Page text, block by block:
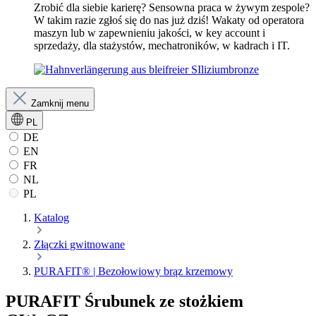
Zrobić dla siebie karierę? Sensowna praca w żywym zespole?
W takim razie zgłoś się do nas już dziś! Wakaty od operatora
maszyn lub w zapewnieniu jakości, w key account i
sprzedaży, dla stażystów, mechatroników, w kadrach i IT.
Zamknij menu
PL
DE
EN
FR
NL
PL
Katalog
Złączki gwitnowane
PURAFIT® | Bezołowiowy brąz krzemowy
PURAFIT Śrubunek ze stożkiem